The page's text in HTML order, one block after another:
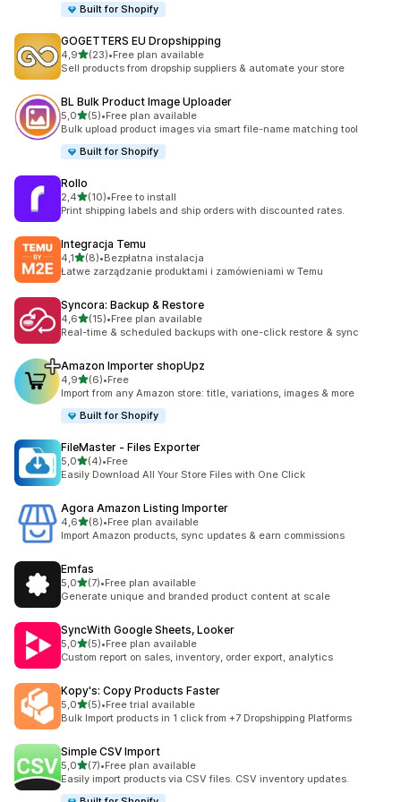
Built for Shopify
GOGETTERS EU Dropshipping
4,9na 5 gwiazdek
(23)
Łączna liczba recenzji: 23
•Free plan available
Sell products from dropship suppliers & automate your store
BL Bulk Product Image Uploader
5,0na 5 gwiazdek
(5)
Łączna liczba recenzji: 5
•Free plan available
Bulk upload product images via smart file-name matching tool
Built for Shopify
Rollo
2,4na 5 gwiazdek
(10)
Łączna liczba recenzji: 10
•Free to install
Print shipping labels and ship orders with discounted rates.
Integracja Temu
4,1na 5 gwiazdek
(8)
Łączna liczba recenzji: 8
•Bezpłatna instalacja
Łatwe zarządzanie produktami i zamówieniami w Temu
Syncora: Backup & Restore
4,6na 5 gwiazdek
(15)
Łączna liczba recenzji: 15
•Free plan available
Real-time & scheduled backups with one-click restore & sync
Amazon Importer shopUpz
4,9na 5 gwiazdek
(6)
Łączna liczba recenzji: 6
•Free
Import from any Amazon store: title, variations, images & more
Built for Shopify
FileMaster ‑ Files Exporter
5,0na 5 gwiazdek
(4)
Łączna liczba recenzji: 4
•Free
Easily Download All Your Store Files with One Click
Agora Amazon Listing Importer
4,6na 5 gwiazdek
(8)
Łączna liczba recenzji: 8
•Free plan available
Import Amazon products, sync updates & earn commissions
Emfas
5,0na 5 gwiazdek
(7)
Łączna liczba recenzji: 7
•Free plan available
Generate unique and branded product content at scale
SyncWith Google Sheets, Looker
5,0na 5 gwiazdek
(5)
Łączna liczba recenzji: 5
•Free plan available
Custom report on sales, inventory, order export, analytics
Kopy's: Copy Products Faster
5,0na 5 gwiazdek
(5)
Łączna liczba recenzji: 5
•Free trial available
Bulk Import products in 1 click from +7 Dropshipping Platforms
Simple CSV Import
5,0na 5 gwiazdek
(7)
Łączna liczba recenzji: 7
•Free plan available
Easily import products via CSV files. CSV inventory updates.